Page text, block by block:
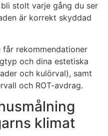
stolt varje gång du ser
är korrekt skyddad
rekommendationer
och dina estetiska
och kulörval), samt
och ROT-avdrag.
klimat